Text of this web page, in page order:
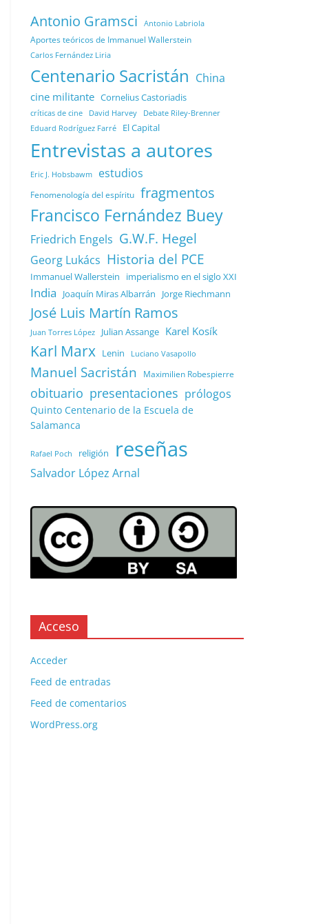
Antonio Gramsci Antonio Labriola
Aportes teóricos de Immanuel Wallerstein
Carlos Fernández Liria
Centenario Sacristán China
cine militante Cornelius Castoriadis
críticas de cine David Harvey Debate Riley-Brenner
Eduard Rodríguez Farré El Capital
Entrevistas a autores
Eric J. Hobsbawm estudios
Fenomenología del espíritu fragmentos
Francisco Fernández Buey
Friedrich Engels G.W.F. Hegel
Georg Lukács Historia del PCE
Immanuel Wallerstein imperialismo en el siglo XXI
India Joaquín Miras Albarrán Jorge Riechmann
José Luis Martín Ramos
Juan Torres López Julian Assange Karel Kosík
Karl Marx Lenin Luciano Vasapollo
Manuel Sacristán Maximilien Robespierre
obituario presentaciones prólogos
Quinto Centenario de la Escuela de
Salamanca
Rafael Poch religión reseñas
Salvador López Arnal
Acceso
Acceder
Feed de entradas
Feed de comentarios
WordPress.org